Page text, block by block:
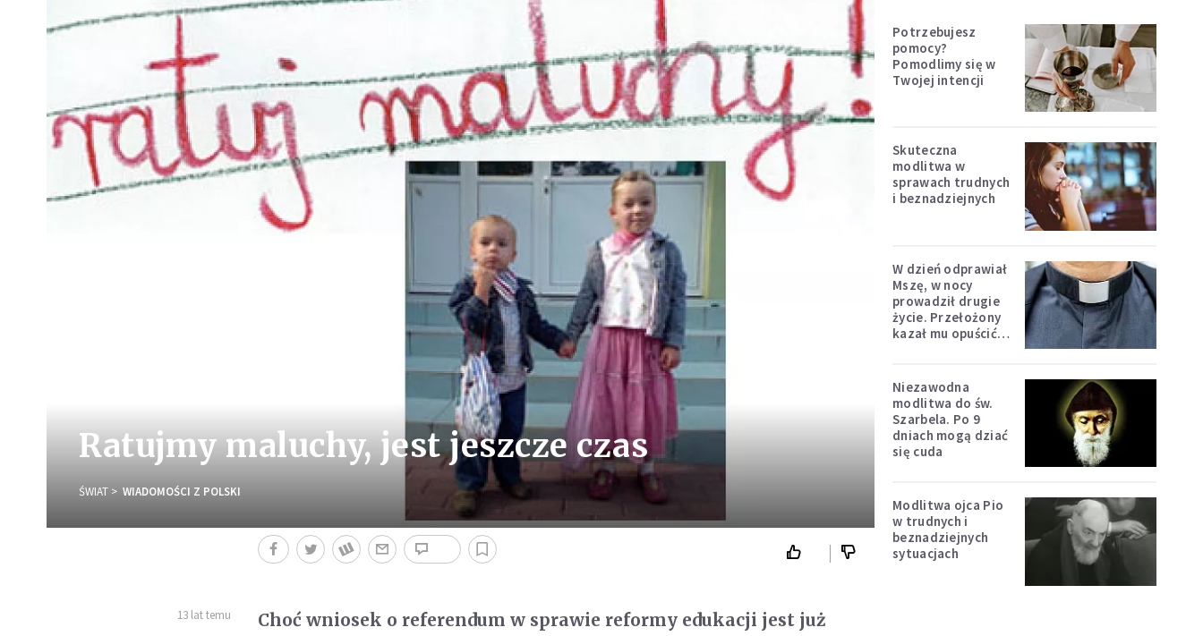
Ratujmy maluchy, jest jeszcze czas
ŚWIAT WIADOMOŚCI Z POLSKI
13 lat temu
Choć wniosek o referendum w sprawie reformy edukacji jest już
Potrzebujesz
pomocy?
Pomodlimy się w
Twojej intencji
Skuteczna
modlitwa w
sprawach trudnych
i beznadziejnych
W dzień odprawiał
Mszę, w nocy
prowadził drugie
życie. Przełożony
kazał mu opuścić
Niezawodna
modlitwa do św.
Szarbela. Po 9
dniach mogą dziać
się cuda
Modlitwa ojca Pio
w trudnych i
beznadziejnych
sytuacjach